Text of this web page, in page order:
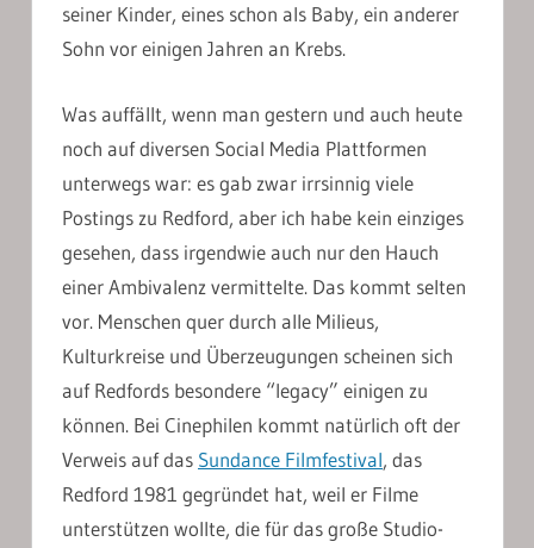
seiner Kinder, eines schon als Baby, ein anderer
Sohn vor einigen Jahren an Krebs.
Was auffällt, wenn man gestern und auch heute
noch auf diversen Social Media Plattformen
unterwegs war: es gab zwar irrsinnig viele
Postings zu Redford, aber ich habe kein einziges
gesehen, dass irgendwie auch nur den Hauch
einer Ambivalenz vermittelte. Das kommt selten
vor. Menschen quer durch alle Milieus,
Kulturkreise und Überzeugungen scheinen sich
auf Redfords besondere “legacy” einigen zu
können. Bei Cinephilen kommt natürlich oft der
Verweis auf das Sundance Filmfestival, das
Redford 1981 gegründet hat, weil er Filme
unterstützen wollte, die für das große Studio-